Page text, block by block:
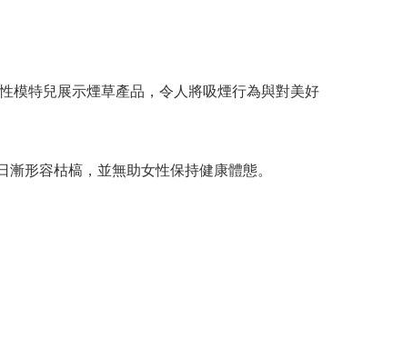
模特兒展示煙草產品，令人將吸煙行為與對美好
形容枯槁，並無助女性保持健康體態。